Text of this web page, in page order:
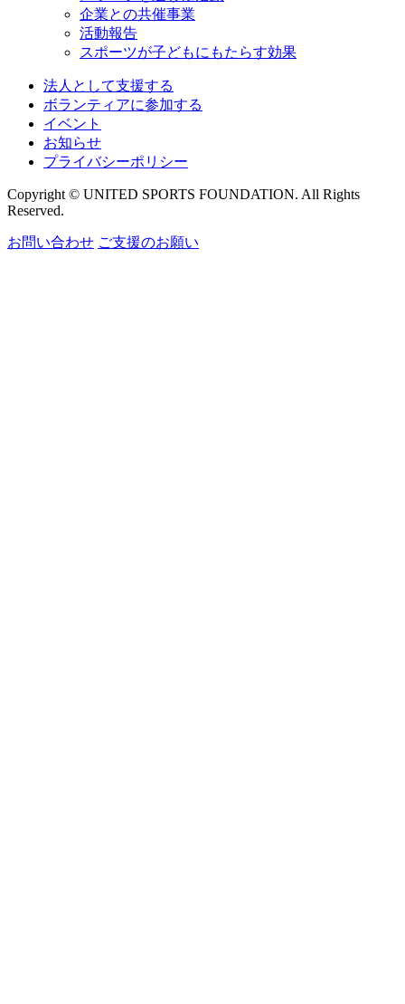
企業との共催事業
活動報告
スポーツが子どもにもたらす効果
法人として支援する
ボランティアに参加する
イベント
お知らせ
プライバシーポリシー
Copyright © UNITED SPORTS FOUNDATION. All Rights
Reserved.
お問い合わせ ご支援のお願い